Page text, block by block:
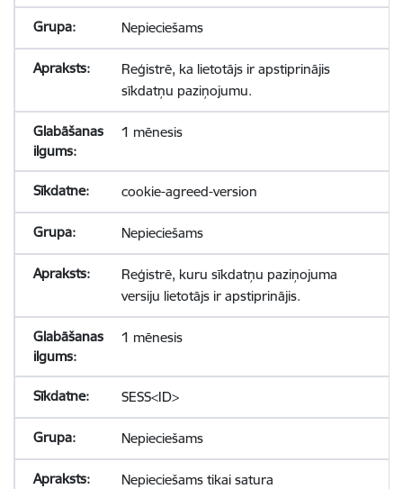
Nepieciešams
Reģistrē, ka lietotājs ir apstiprinājis
sīkdatņu paziņojumu.
1 mēnesis
cookie-agreed-version
Nepieciešams
Reģistrē, kuru sīkdatņu paziņojuma
versiju lietotājs ir apstiprinājis.
1 mēnesis
SESS<ID>
Nepieciešams
Nepieciešams tikai satura